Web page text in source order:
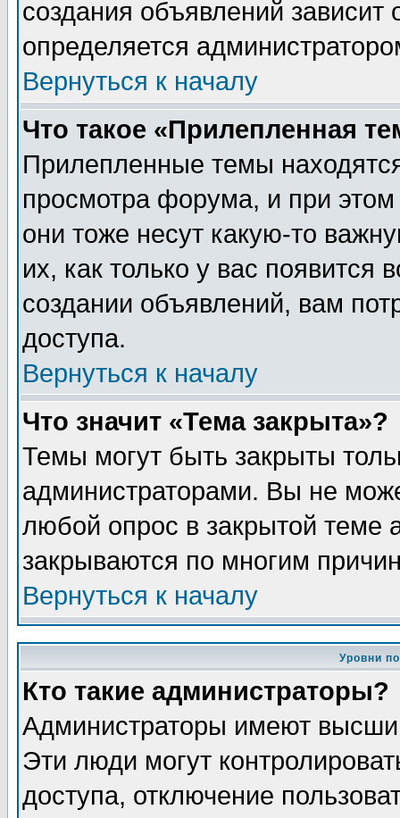
создания объявлений зависит
определяется
Вернуться к началу
Что такое «Прилепленная
Прилепленные темы
просмотра форума, и при
они тоже несут какую-то
их, как только у вас появится
создании объявлений, вам
доступа.
Вернуться к началу
Что значит «Тема закрыта»?
Темы могут быть закрыты
администраторами. Вы не
любой опрос в закрытой теме
закрываются по многим
Вернуться к началу
Уровни
Кто такие администраторы?
Администраторы имеют
Эти люди могут
доступа, отключение